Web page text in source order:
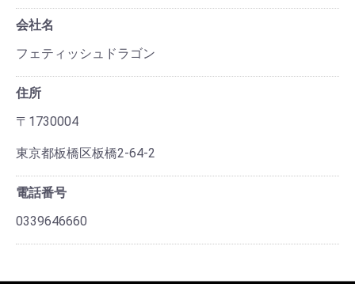
会社名
フェティッシュドラゴン
住所
〒1730004
東京都板橋区板橋2-64-2
電話番号
0339646660